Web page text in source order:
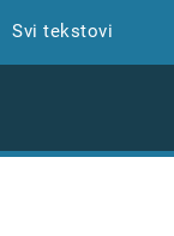
Svi tekstovi